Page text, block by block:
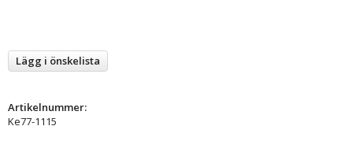
Lägg i önskelista
Artikelnummer:
Ke77-1115